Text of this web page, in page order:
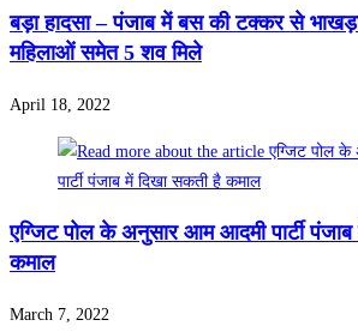
बड़ा हादसा – पंजाब में बस की टक्कर से भाखड़ा
महिलाओं समेत 5 शव मिले
April 18, 2022
एग्जिट पोल के अनुसार आम आदमी पार्टी
कमाल
March 7, 2022